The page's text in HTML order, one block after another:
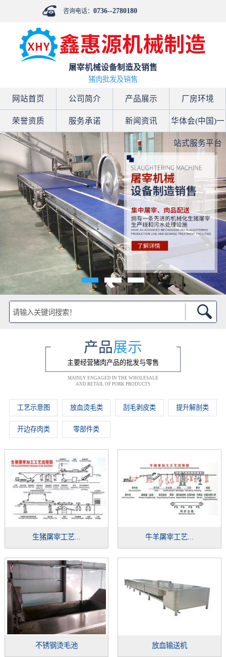
咨询电话：0736--2780180
屠宰机械设备制造及销售
猪肉批发及销售
网站首页 公司简介 产品展示 厂房环境
荣誉资质 服务承诺 新闻资讯 华体会(中国)一
站式服务平台
产品展示
主要经营猪肉产品的批发与零售
MAINLY ENGAGED IN THE WHOLESALE
AND RETAIL OF PORK PRODUCTS
工艺示意图 放血烫毛类 刮毛剥皮类 提升解剖类
开边存肉类 零部件类
生猪屠宰工艺... 牛羊屠宰工艺...
不锈钢烫毛池 放血输送机